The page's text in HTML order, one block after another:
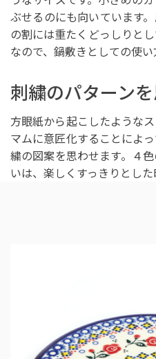
ぶせるのにも向いています
の割には重たくどっしりと
なので、鍋敷きとしての使い
刺繍のパターン
方眼紙から起こしたような
マムに意匠化することによ
繍の図案を思わせます。４
いは、楽しくすっきりとした